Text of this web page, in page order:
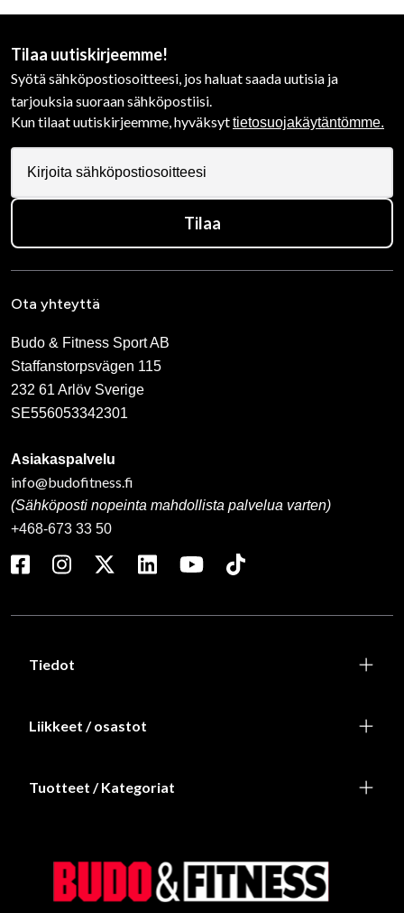
Tilaa uutiskirjeemme!
Syötä sähköpostiosoitteesi, jos haluat saada uutisia ja
tarjouksia suoraan sähköpostiisi.
Kun tilaat uutiskirjeemme, hyväksyttietosuojakäytäntömme.
Tilaa
Ota yhteyttä
Budo & Fitness Sport AB
Staffanstorpsvägen 115
232 61 Arlöv Sverige
SE556053342301
Asiakaspalvelu
info@budofitness.fi
(Sähköposti nopeinta mahdollista palvelua varten)
+468-673 33 50
Tiedot
Liikkeet / osastot
Tuotteet / Kategoriat